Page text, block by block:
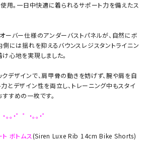
使用。一日中快適に着られるサポート力を備えたス
ーバー仕様のアンダーバストパネルが、自然にボ
側には揺れを抑えるバウンスレジスタントライニン
心地を実現しました。
デザインで、肩甲骨の動きを妨げず、腕や肩を自
とデザイン性を両立し、トレーニング中もスタイ
すめの一枚です。
。・゜゜・。。・゜
ボトムス(Siren Luxe Rib 14cm Bike Shorts)